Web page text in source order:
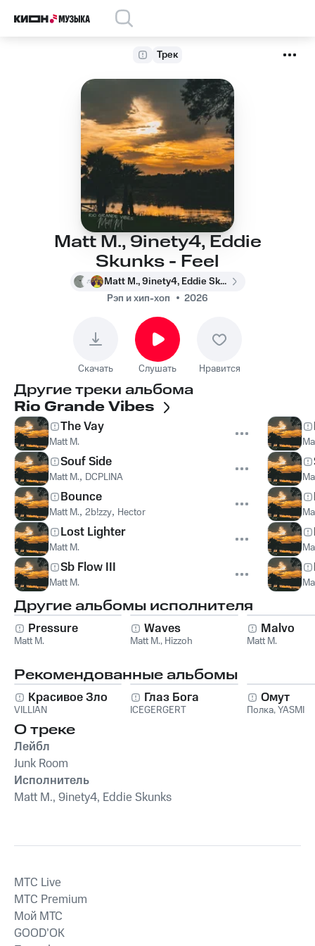
Трек
Matt M., 9inety4, Eddie
Skunks - Feel
Matt M., 9inety4, Eddie Skunks
Рэп и хип-хоп
2026
Скачать Слушать Нравится
Другие треки альбома
Rio Grande Vibes
The Vay
Matt M.
Souf Side
Matt M., DCPLINA
Bounce
Matt M., 2b!zzy, Hector
Lost Lighter
Matt M.
Sb Flow III
Matt M.
Другие альбомы исполнителя
Pressure
Matt M.
Waves
Matt M., Hizzoh
Malvo
Matt M.
Рекомендованные альбомы
Красивое Зло
VILLIAN
Глаз Бога
ICEGERGERT
Омут
Полка,YASMI
О треке
Лейбл
Junk Room
Исполнитель
Matt M., 9inety4, Eddie Skunks
MTС Live
MTС Premium
Мой МТС
GOOD’OK